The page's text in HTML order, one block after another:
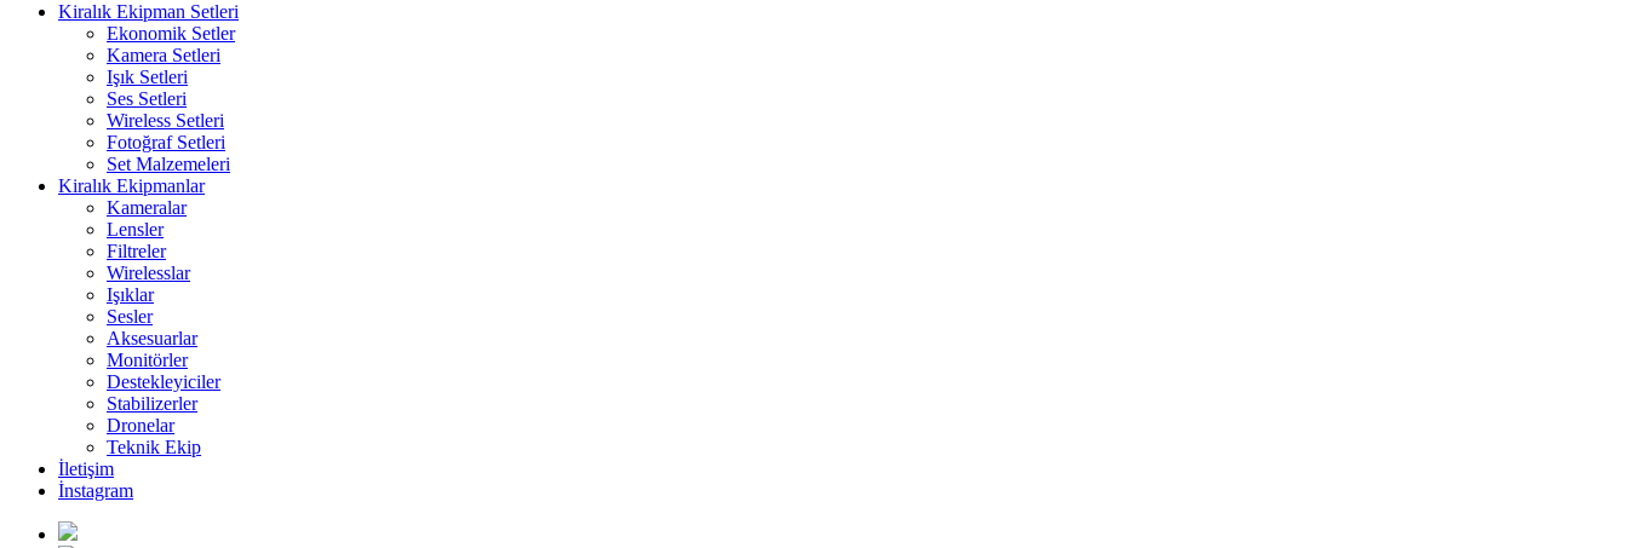
Kiralık Ekipman Setleri
Ekonomik Setler
Kamera Setleri
Işık Setleri
Ses Setleri
Wireless Setleri
Fotoğraf Setleri
Set Malzemeleri
Kiralık Ekipmanlar
Kameralar
Lensler
Filtreler
Wirelesslar
Işıklar
Sesler
Aksesuarlar
Monitörler
Destekleyiciler
Stabilizerler
Dronelar
Teknik Ekip
İletişim
İnstagram